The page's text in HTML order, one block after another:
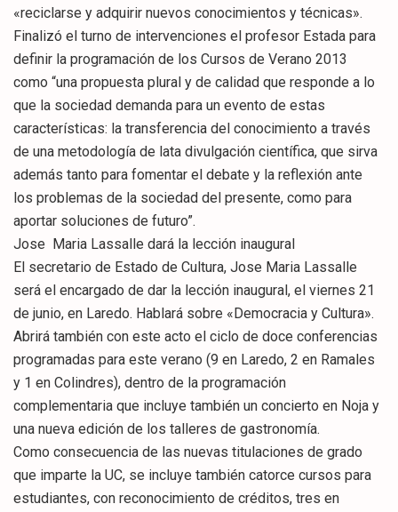
«reciclarse y adquirir nuevos conocimientos y técnicas».
Finalizó el turno de intervenciones el profesor Estada para
definir la programación de los Cursos de Verano 2013
como “una propuesta plural y de calidad que responde a lo
que la sociedad demanda para un evento de estas
características: la transferencia del conocimiento a través
de una metodología de lata divulgación científica, que sirva
además tanto para fomentar el debate y la reflexión ante
los problemas de la sociedad del presente, como para
aportar soluciones de futuro”.
Jose Maria Lassalle dará la lección inaugural
El secretario de Estado de Cultura, Jose Maria Lassalle
será el encargado de dar la lección inaugural, el viernes 21
de junio, en Laredo. Hablará sobre «Democracia y Cultura».
Abrirá también con este acto el ciclo de doce conferencias
programadas para este verano (9 en Laredo, 2 en Ramales
y 1 en Colindres), dentro de la programación
complementaria que incluye también un concierto en Noja y
una nueva edición de los talleres de gastronomía.
Como consecuencia de las nuevas titulaciones de grado
que imparte la UC, se incluye también catorce cursos para
estudiantes, con reconocimiento de créditos, tres en